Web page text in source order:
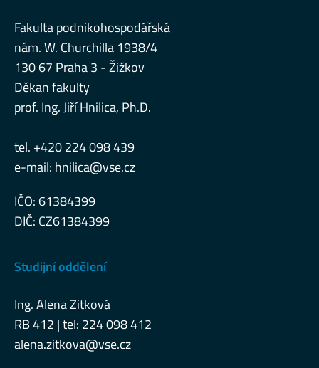
Fakulta podnikohospodářská
nám. W. Churchilla 1938/4
130 67 Praha 3 - Žižkov
Děkan fakulty
prof. Ing. Jiří Hnilica, Ph.D.
tel. +420 224 098 439
e-mail: hnilica@vse.cz
IČO: 61384399
DIČ: CZ61384399
Studijní oddělení
Ing. Alena Zitková
RB 412 | tel: 224 098 412
alena.zitkova@vse.cz